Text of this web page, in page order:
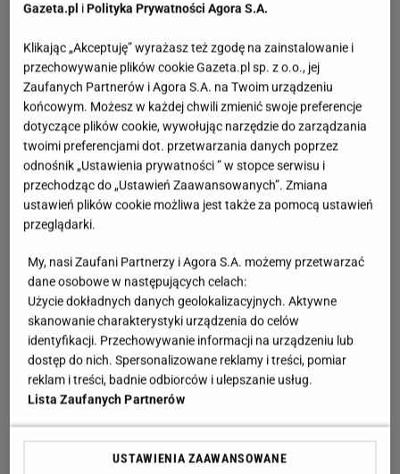
Gazeta.pl iPolityka Prywatności Agora S.A.
Klikając „Akceptuję” wyrażasz też zgodę na zainstalowanie i
przechowywanie plików cookie Gazeta.pl sp. z o.o., jej
Zaufanych Partnerów i Agora S.A. na Twoim urządzeniu
końcowym. Możesz w każdej chwili zmienić swoje preferencje
dotyczące plików cookie, wywołując narzędzie do zarządzania
twoimi preferencjami dot. przetwarzania danych poprzez
odnośnik „Ustawienia prywatności ” w stopce serwisu i
przechodząc do „Ustawień Zaawansowanych”. Zmiana
ustawień plików cookie możliwa jest także za pomocą ustawień
przeglądarki.
My, nasi Zaufani Partnerzy i Agora S.A. możemy przetwarzać
dane osobowe w następujących celach:
Użycie dokładnych danych geolokalizacyjnych. Aktywne
skanowanie charakterystyki urządzenia do celów
identyfikacji. Przechowywanie informacji na urządzeniu lub
dostęp do nich. Spersonalizowane reklamy i treści, pomiar
reklam i treści, badnie odbiorców i ulepszanie usług.
Lista Zaufanych Partnerów
USTAWIENIA ZAAWANSOWANE